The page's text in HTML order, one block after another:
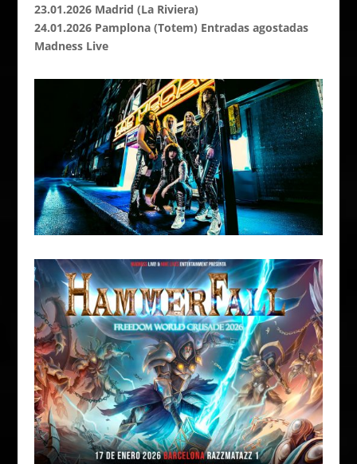
23.01.2026 Madrid (La Riviera)
24.01.2026 Pamplona (Totem) Entradas agostadas
Madness Live